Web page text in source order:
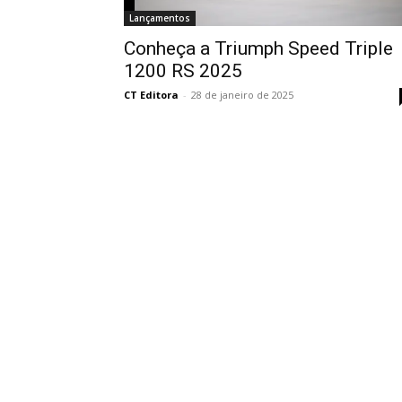
Lançamentos
Conheça a Triumph Speed ​​Triple
1200 RS 2025
CT Editora - 28 de janeiro de 2025